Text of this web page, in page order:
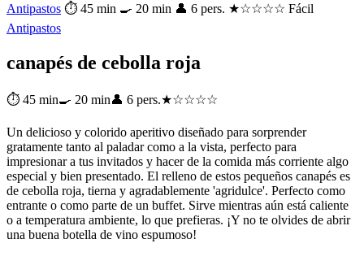
Antipastos ⏱ 45 min 🍳 20 min 👤 6 pers. ★☆☆☆☆ Fácil
Antipastos
canapés de cebolla roja
⏱ 45 min🍳 20 min👤 6 pers.★☆☆☆☆
Un delicioso y colorido aperitivo diseñado para sorprender
gratamente tanto al paladar como a la vista, perfecto para
impresionar a tus invitados y hacer de la comida más corriente algo
especial y bien presentado. El relleno de estos pequeños canapés es
de cebolla roja, tierna y agradablemente 'agridulce'. Perfecto como
entrante o como parte de un buffet. Sirve mientras aún está caliente
o a temperatura ambiente, lo que prefieras. ¡Y no te olvides de abrir
una buena botella de vino espumoso!